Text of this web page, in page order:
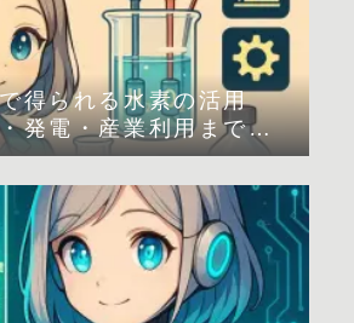
得られる水素の活用
発電・産業利用まで解